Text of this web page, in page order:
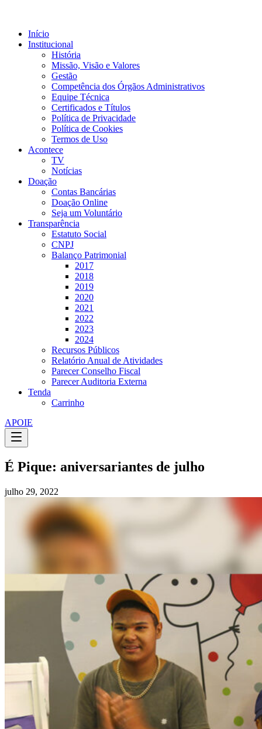
Início
Institucional
História
Missão, Visão e Valores
Gestão
Competência dos Órgãos Administrativos
Equipe Técnica
Certificados e Títulos
Política de Privacidade
Política de Cookies
Termos de Uso
Acontece
TV
Notícias
Doação
Contas Bancárias
Doação Online
Seja um Voluntário
Transparência
Estatuto Social
CNPJ
Balanço Patrimonial
2017
2018
2019
2020
2021
2022
2023
2024
Recursos Públicos
Relatório Anual de Atividades
Parecer Conselho Fiscal
Parecer Auditoria Externa
Tenda
Carrinho
APOIE
É Pique: aniversariantes de julho
julho 29, 2022